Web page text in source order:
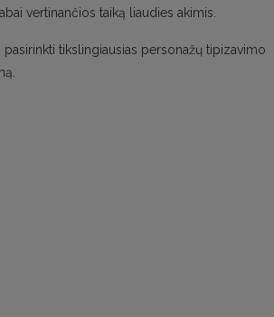
vertinančios taiką liaudies akimis.
tikslingiausias personažų tipizavimo